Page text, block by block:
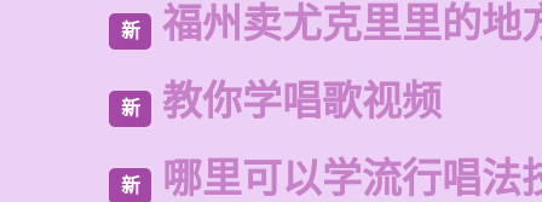
新 福州卖尤克里里的地
新 教你学唱歌视频
新 哪里可以学流行唱法